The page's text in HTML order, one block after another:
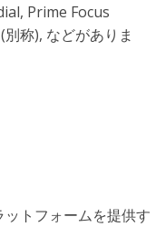
Prime Focus
称), などがありま
トフォームを提供す